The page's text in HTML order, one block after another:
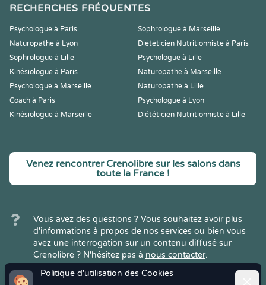
Politique d'utilisation des Cookies
RECHERCHES FRÉQUENTES
Psychologue à Paris
Sophrologue à Marseille
Naturopathe à Lyon
Diététicien Nutritionniste à Paris
Sophrologue à Lille
Psychologue à Lille
Kinésiologue à Paris
Naturopathe à Marseille
Psychologue à Marseille
Naturopathe à Lille
Coach à Paris
Psychologue à Lyon
Kinésiologue à Marseille
Diététicien Nutritionniste à Lille
Venez rencontrer Crenolibre sur les salons dans
toute la France !
Vous avez des questions ? Vous souhaitez avoir plus
d'informations à propos de nos services ou bien vous
avez une interrogation sur un contenu diffusé sur
Crenolibre ? N'hésitez pas à nous contacter.